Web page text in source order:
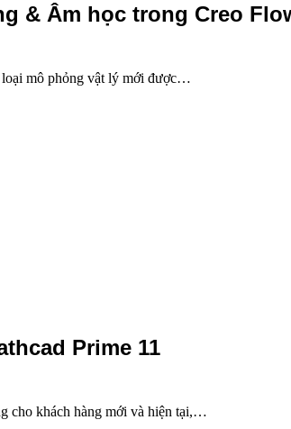
& Âm học trong Creo
loại mô phỏng vật lý mới được…
Prime 11
cho khách hàng mới và hiện tại,…